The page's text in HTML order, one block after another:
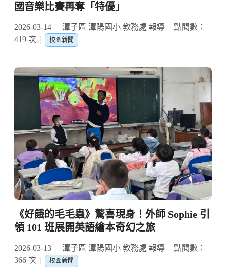
國音樂比賽再奪「特優」
2026-03-14 潭子區 潭陽國小 教務處 報導
點閱數：
419 次
校園新聞
《好餓的毛毛蟲》驚喜現身！外師 Sophie 引
領 101 班展開英語繪本奇幻之旅
2026-03-13 潭子區 潭陽國小 教務處 報導
點閱數：
366 次
校園新聞